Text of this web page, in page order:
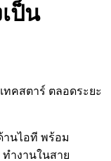
ป็น
คสตาร์ ตลอดระยะ
นไอที พร้อม
ำงานในสาย